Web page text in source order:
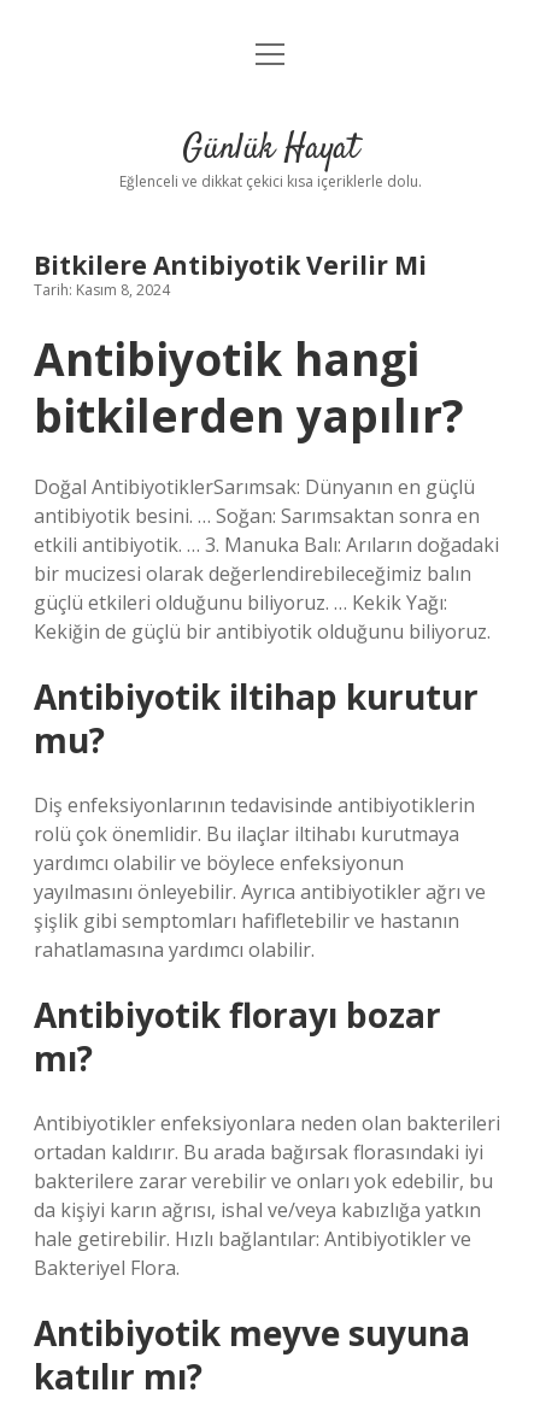
Anasayfa
Yasal Uyarı
menüyü
Günlük Hayat
Eğlenceli ve dikkat çekici kısa içeriklerle dolu.
Bitkilere Antibiyotik Verilir Mi
Tarih: Kasım 8, 2024
Antibiyotik hangi
bitkilerden yapılır?
Doğal AntibiyotiklerSarımsak: Dünyanın en güçlü
antibiyotik besini. … Soğan: Sarımsaktan sonra en
etkili antibiyotik. … 3. Manuka Balı: Arıların doğadaki
bir mucizesi olarak değerlendirebileceğimiz balın
güçlü etkileri olduğunu biliyoruz. … Kekik Yağı:
Kekiğin de güçlü bir antibiyotik olduğunu biliyoruz.
Antibiyotik iltihap kurutur
mu?
Diş enfeksiyonlarının tedavisinde antibiyotiklerin
rolü çok önemlidir. Bu ilaçlar iltihabı kurutmaya
yardımcı olabilir ve böylece enfeksiyonun
yayılmasını önleyebilir. Ayrıca antibiyotikler ağrı ve
şişlik gibi semptomları hafifletebilir ve hastanın
rahatlamasına yardımcı olabilir.
Antibiyotik florayı bozar
mı?
Antibiyotikler enfeksiyonlara neden olan bakterileri
ortadan kaldırır. Bu arada bağırsak florasındaki iyi
bakterilere zarar verebilir ve onları yok edebilir, bu
da kişiyi karın ağrısı, ishal ve/veya kabızlığa yatkın
hale getirebilir. Hızlı bağlantılar: Antibiyotikler ve
Bakteriyel Flora.
Antibiyotik meyve suyuna
katılır mı?